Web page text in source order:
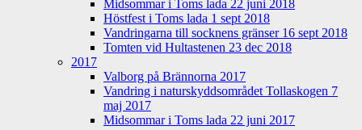
Midsommar i Toms lada 22 juni 2018
Höstfest i Toms lada 1 sept 2018
Vandringarna till socknens gränser 16 sept 2018
Tomten vid Hultastenen 23 dec 2018
2017
Valborg på Brännorna 2017
Vandring i naturskyddsområdet Tollaskogen 7
maj 2017
Midsommar i Toms lada 22 juni 2017